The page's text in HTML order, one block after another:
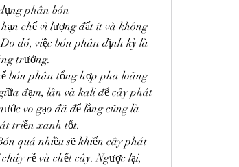
phân bón
chế vì lượng đất ít và không
đó, việc bón phân định kỳ là
trưởng.
bón phân tổng hợp pha loãng
đạm, lân và kali để cây phát
vo gạo đã để lắng cũng là
triển xanh tốt.
quá nhiều sẽ khiến cây phát
rễ và chết cây. Ngược lại,